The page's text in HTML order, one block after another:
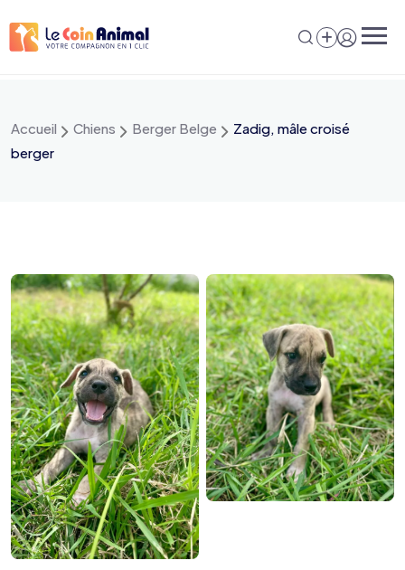
au
Accueil Chiens Berger Belge
Zadig, mâle croisé
berger